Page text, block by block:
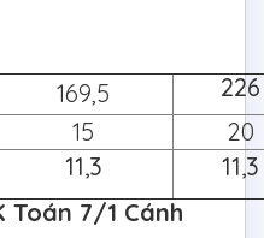
169,5
226
15
20
11,3
11,3
Toán 7/1 Cánh